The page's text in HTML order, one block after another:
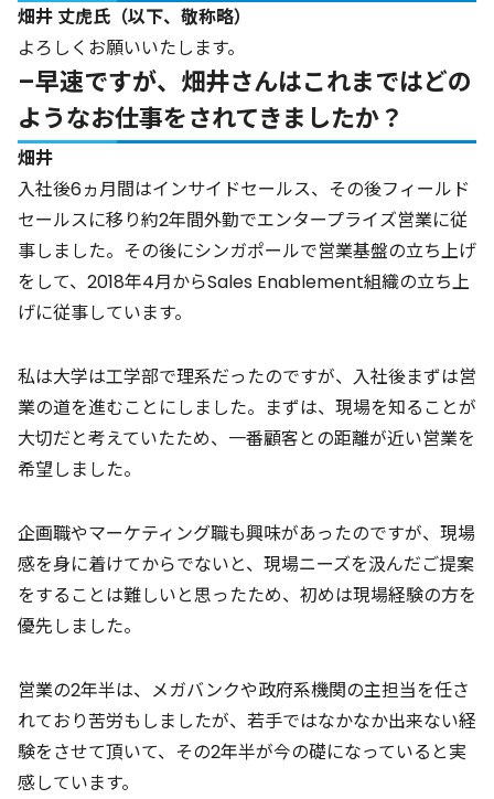
畑井 丈虎氏（以下、敬称略）
よろしくお願いいたします。
–早速ですが、畑井さんはこれまではどの
ようなお仕事をされてきましたか？
畑井
入社後6ヵ月間はインサイドセールス、その後フィールド
セールスに移り約2年間外勤でエンタープライズ営業に従
事しました。その後にシンガポールで営業基盤の立ち上げ
をして、2018年4月からSales Enablement組織の立ち上
げに従事しています。
私は大学は工学部で理系だったのですが、入社後まずは営
業の道を進むことにしました。まずは、現場を知ることが
大切だと考えていたため、一番顧客との距離が近い営業を
希望しました。
企画職やマーケティング職も興味があったのですが、現場
感を身に着けてからでないと、現場ニーズを汲んだご提案
をすることは難しいと思ったため、初めは現場経験の方を
優先しました。
営業の2年半は、メガバンクや政府系機関の主担当を任さ
れており苦労もしましたが、若手ではなかなか出来ない経
験をさせて頂いて、その2年半が今の礎になっていると実
感しています。